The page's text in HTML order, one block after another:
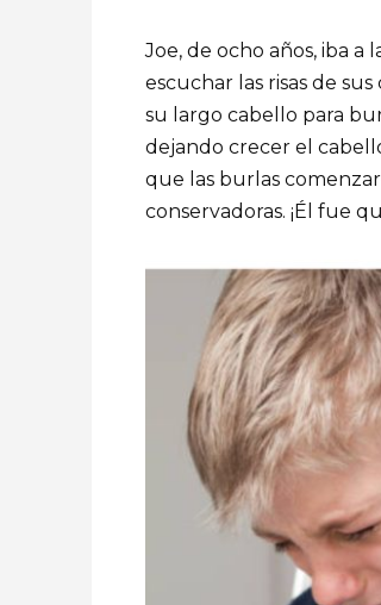
Joe, de ocho años, iba
escuchar las risas de
su largo cabello para
dejando crecer el
que las burlas
conservadoras. ¡Él fue